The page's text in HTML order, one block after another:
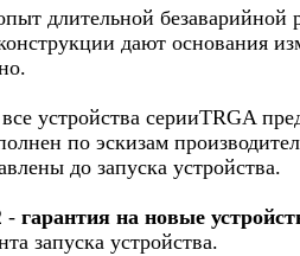
длительной безаварийной
дают основания
устройства серииTRGA
по эскизам
до запуска устройства.
- гарантия на новые
запуска устройства.